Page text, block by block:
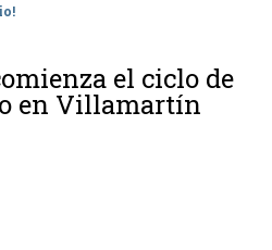
el ciclo de
en Villamartín